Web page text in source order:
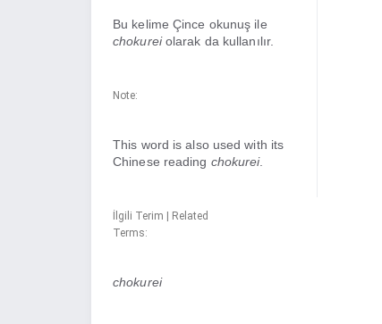
Bu kelime Çince okunuş ile
chokureiolarak da kullanılır.
Note:
This word is also used with its
Chinese reading chokurei.
İlgili Terim | Related
Terms:
chokurei